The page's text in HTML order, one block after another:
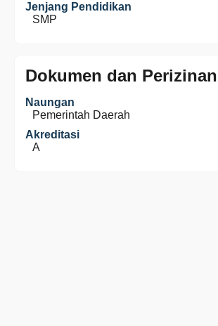
Jenjang Pendidikan
SMP
Dokumen dan Perizinan
Naungan
Pemerintah Daerah
Akreditasi
A